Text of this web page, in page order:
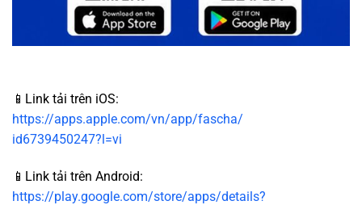
📱Link tải trên iOS:
https://apps.apple.com/vn/app/fascha/
id6739450247?l=vi
📱Link tải trên Android:
https://play.google.com/store/apps/details?